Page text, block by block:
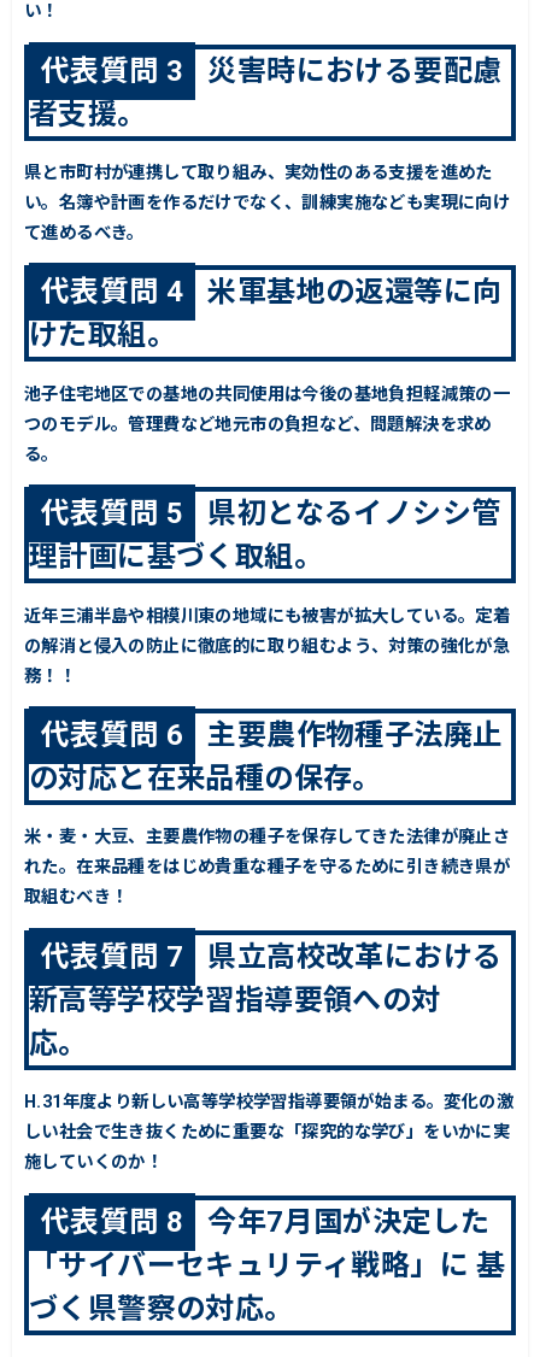
い！
代表質問 3
災害時における要配慮
者支援。
県と市町村が連携して取り組み、実効性のある支援を進めた
い。名簿や計画を作るだけでなく、訓練実施なども実現に向け
て進めるべき。
代表質問 4
米軍基地の返還等に向
けた取組。
池子住宅地区での基地の共同使用は今後の基地負担軽減策の一
つのモデル。管理費など地元市の負担など、問題解決を求め
る。
代表質問 5
県初となるイノシシ管
理計画に基づく取組。
近年三浦半島や相模川東の地域にも被害が拡大している。定着
の解消と侵入の防止に徹底的に取り組むよう、対策の強化が急
務！！
代表質問 6
主要農作物種子法廃止
の対応と在来品種の保存。
米・麦・大豆、主要農作物の種子を保存してきた法律が廃止さ
れた。在来品種をはじめ貴重な種子を守るために引き続き県が
取組むべき！
代表質問 7
県立高校改革における
新高等学校学習指導要領への対
応。
H.31年度より新しい高等学校学習指導要領が始まる。変化の激
しい社会で生き抜くために重要な「探究的な学び」をいかに実
施していくのか！
代表質問 8
今年7月国が決定した
「サイバーセキュリティ戦略」に 基
づく県警察の対応。